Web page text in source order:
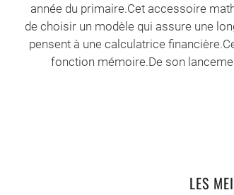
année du primaire.Cet accessoire
de choisir un modèle qui assure une
pensent à une calculatrice
fonction mémoire.De son
LES